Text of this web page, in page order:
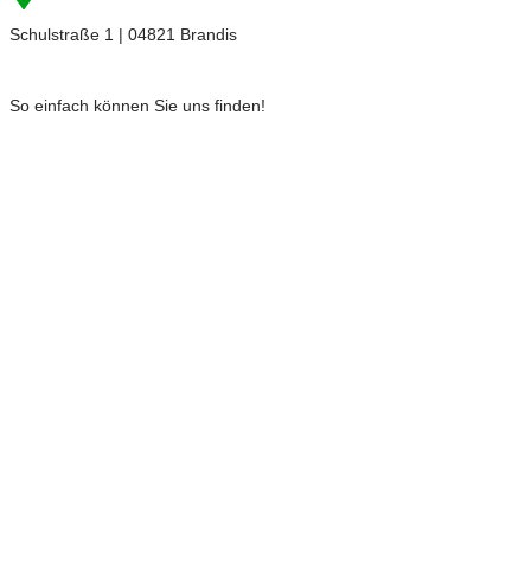
Schulstraße 1 | 04821 Brandis
So einfach können Sie uns finden!